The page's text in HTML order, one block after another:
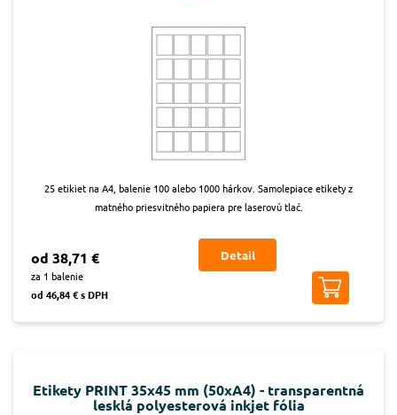
25 etikiet na A4, balenie 100 alebo 1000 hárkov. Samolepiace etikety z
matného priesvitného papiera pre laserovú tlač.
od 38,71 €
za 1 balenie
od 46,84 € s DPH
Detail
Etikety PRINT 35x45 mm (50xA4) - transparentná
lesklá polyesterová inkjet fólia